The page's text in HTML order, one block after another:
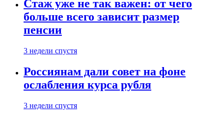
Стаж уже не так важен: от чего
больше всего зависит размер
пенсии
3 недели спустя
Россиянам дали совет на фоне
ослабления курса рубля
3 недели спустя